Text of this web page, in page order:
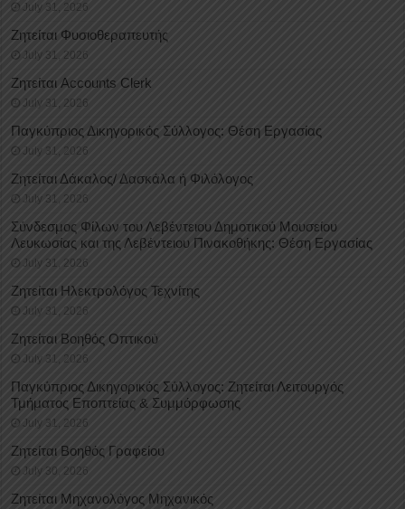
July 31, 2026
Ζητείται Φυσιοθεραπευτής
July 31, 2026
Ζητείται Accounts Clerk
July 31, 2026
Παγκύπριος Δικηγορικός Σύλλογος: Θέση Εργασίας
July 31, 2026
Ζητείται Δάκαλος/ Δασκάλα ή Φιλόλογος
July 31, 2026
Σύνδεσμος Φίλων του Λεβέντειου Δημοτικού Μουσείου
Λευκωσίας και της Λεβέντειου Πινακοθήκης: Θέση Εργασίας
July 31, 2026
Ζητείται Ηλεκτρολόγος Τεχνίτης
July 31, 2026
Ζητείται Βοηθός Οπτικού
July 31, 2026
Παγκύπριος Δικηγορικός Σύλλογος: Ζητείται Λειτουργός
Τμήματος Εποπτείας & Συμμόρφωσης
July 31, 2026
Ζητείται Βοηθός Γραφείου
July 30, 2026
Ζητείται Μηχανολόγος Μηχανικός